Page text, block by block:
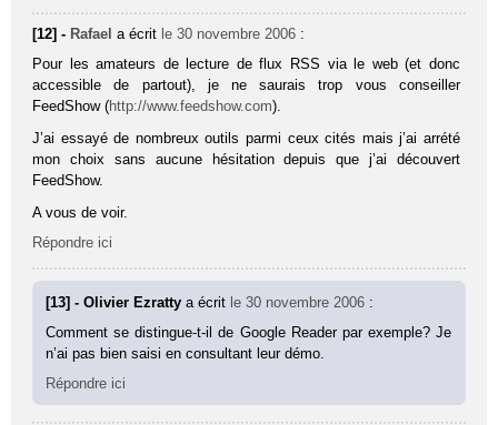
[12] - Rafael a écrit le 30 novembre 2006 :
Pour les amateurs de lecture de flux RSS via le web (et donc
accessible de partout), je ne saurais trop vous conseiller
FeedShow (http://www.feedshow.com).
J’ai essayé de nombreux outils parmi ceux cités mais j’ai arrété
mon choix sans aucune hésitation depuis que j’ai découvert
FeedShow.
A vous de voir.
Répondre ici
[13] - Olivier Ezrattya écrit le 30 novembre 2006 :
Comment se distingue-t-il de Google Reader par exemple? Je
n’ai pas bien saisi en consultant leur démo.
Répondre ici